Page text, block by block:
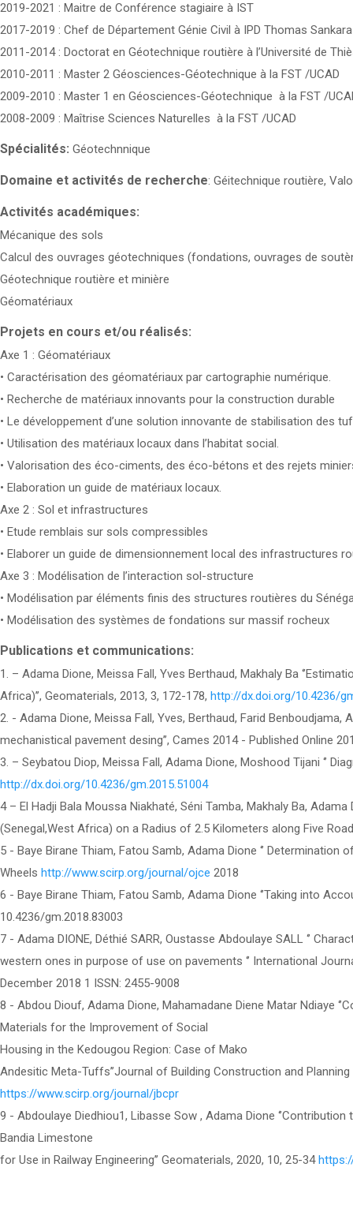
2019-2021 : Maitre de Conférence stagiaire à IST
2017-2019 : Chef de Département Génie Civil à IPD Thomas Sankara
2011-2014 : Doctorat en Géotechnique routière à l’Université de
2010-2011 : Master 2 Géosciences-Géotechnique à la FST /UCAD
2009-2010 : Master 1 en Géosciences-Géotechnique à la FST /
2008-2009 : Maîtrise Sciences Naturelles à la FST /UCAD
Spécialités: Géotechnnique
Domaine et activités de recherche: Géitechnique routière,
Activités académiques:
Mécanique des sols
Calcul des ouvrages géotechniques (fondations, ouvrages de
Géotechnique routière et minière
Géomatériaux
Projets en cours et/ou réalisés:
Axe 1 : Géomatériaux
• Caractérisation des géomatériaux par cartographie numérique.
• Recherche de matériaux innovants pour la construction durable
• Le développement d’une solution innovante de stabilisation des
• Utilisation des matériaux locaux dans l’habitat social.
• Valorisation des éco-ciments, des éco-bétons et des rejets
• Elaboration un guide de matériaux locaux.
Axe 2 : Sol et infrastructures
• Etude remblais sur sols compressibles
• Elaborer un guide de dimensionnement local des infrastructures
Axe 3 : Modélisation de l’interaction sol-structure
• Modélisation par éléments finis des structures routières du
• Modélisation des systèmes de fondations sur massif rocheux
Publications et communications:
1. – Adama Dione, Meissa Fall, Yves Berthaud, Makhaly Ba
Africa)’’, Geomaterials, 2013, 3, 172-178, http://dx.doi.org/10.4236/
2. - Adama Dione, Meissa Fall, Yves, Berthaud, Farid
mechanistical pavement desing’’, Cames 2014 - Published Online
3. – Seybatou Diop, Meissa Fall, Adama Dione, Moshood Tijani ‘’
http://dx.doi.org/10.4236/gm.2015.51004
4 – El Hadji Bala Moussa Niakhaté, Séni Tamba, Makhaly Ba,
(Senegal,West Africa) on a Radius of 2.5 Kilometers along Five
5 - Baye Birane Thiam, Fatou Samb, Adama Dione ‘’
Wheels http://www.scirp.org/journal/ojce 2018
6 - Baye Birane Thiam, Fatou Samb, Adama Dione ‘’Taking into
10.4236/gm.2018.83003
7 - Adama DIONE, Déthié SARR, Oustasse Abdoulaye SALL ‘’
western ones in purpose of use on pavements ‘’ International
December 2018 1 ISSN: 2455-9008
8 - Abdou Diouf, Adama Dione, Mahamadane Diene Matar Ndiaye
Materials for the Improvement of Social
Housing in the Kedougou Region: Case of Mako
Andesitic Meta-Tuffs’’Journal of Building Construction and
https://www.scirp.org/journal/jbcpr
9 - Abdoulaye Diedhiou1, Libasse Sow , Adama Dione
Bandia Limestone
for Use in Railway Engineering’’ Geomaterials, 2020, 10, 25-34